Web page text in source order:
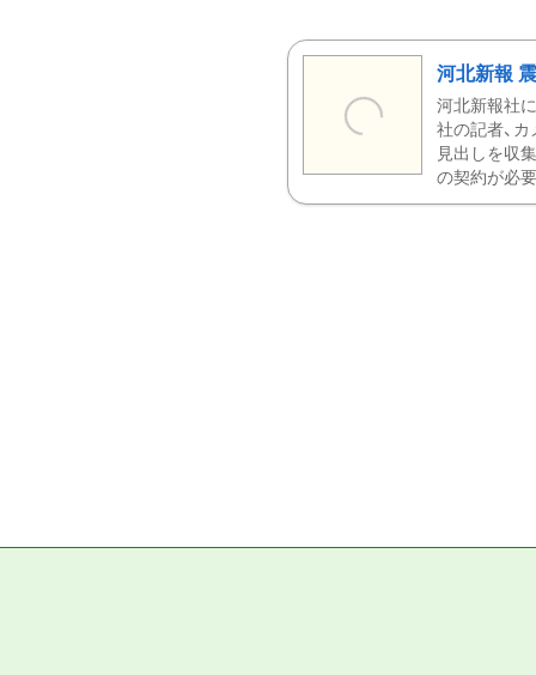
河北新報
河北新報社
社の記者、
見出しを収
の契約が必要